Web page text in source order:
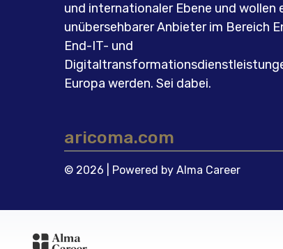
und internationaler Ebene und wollen
unübersehbarer Anbieter im Bereich
End-IT- und
Europa werden. Sei dabei.
aricoma.com
© 2026 | Powered by Alma Career